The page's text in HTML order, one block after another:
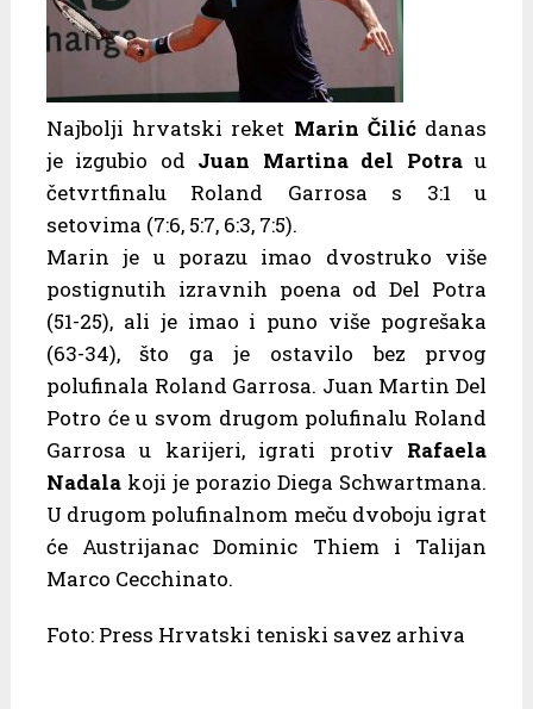
Najbolji hrvatski reket Marin Čilićdanas
je izgubio od Juan Martina del Potrau
četvrtfinalu Roland Garrosa s 3:1 u
setovima (7:6, 5:7, 6:3, 7:5).
Marin je u porazu imao dvostruko više
postignutih izravnih poena od Del Potra
(51-25), ali je imao i puno više pogrešaka
(63-34), što ga je ostavilo bez prvog
polufinala Roland Garrosa. Juan Martin Del
Potro će u svom drugom polufinalu Roland
Garrosa u karijeri, igrati protiv Rafaela
Nadalakoji je porazio Diega Schwartmana.
U drugom polufinalnom meču dvoboju igrat
će Austrijanac Dominic Thiem i Talijan
Marco Cecchinato.
Foto: Press Hrvatski teniski savez arhiva